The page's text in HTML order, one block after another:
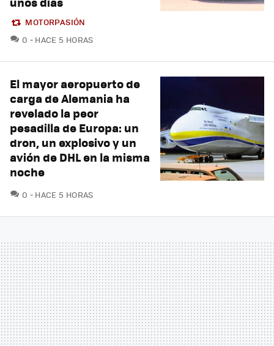
MOTORPASIÓN
0 COMENTARIOS
HACE 5 HORAS
El mayor aeropuerto de
carga de Alemania ha
revelado la peor
pesadilla de Europa: un
dron, un explosivo y un
avión de DHL en la misma
noche
0 COMENTARIOS
HACE 5 HORAS